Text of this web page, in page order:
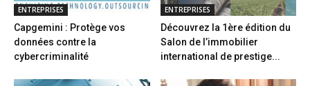
ENTREPRISES
Capgemini : Protège vos
données contre la
cybercriminalité
ENTREPRISES
Découvrez la 1ère édition du
Salon de l’immobilier
international de prestige...